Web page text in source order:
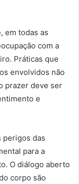
em todas as
com a
Práticas que
envolvidos não
prazer deve ser
e
perigos das
para a
O diálogo aberto
corpo são